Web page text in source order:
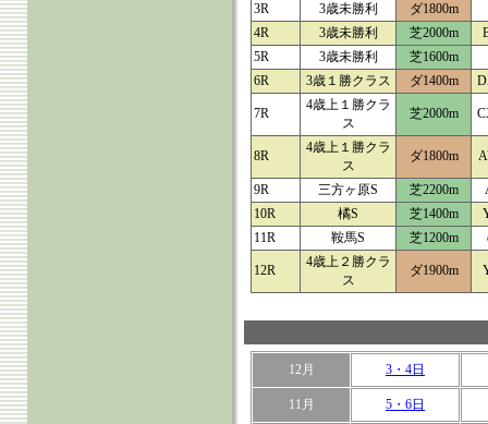
3R
3歳未勝利
ダ1800m
4R
3歳未勝利 芝2000m
5R
3歳未勝利
芝1600m
6R
3歳１勝クラス ダ1400m
7R
4歳上１勝クラ
ス
芝2000m
8R
4歳上１勝クラ
ス
ダ1800m
9R 三方ヶ原S 芝2200m
10R
橘S 芝1400m
11R
鞍馬S 芝1200m
12R
4歳上２勝クラ
ス
ダ1900m
12月 3・4日
11月 5・6日